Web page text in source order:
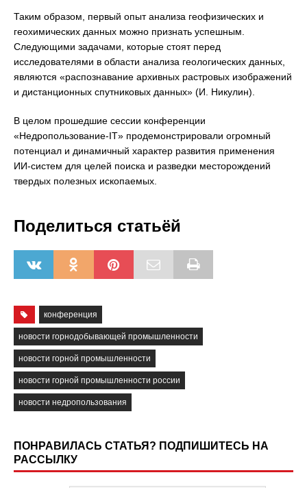
Таким образом, первый опыт анализа геофизических и
геохимических данных можно признать успешным.
Следующими задачами, которые стоят перед
исследователями в области анализа геологических данных,
являются «распознавание архивных растровых изображений
и дистанционных спутниковых данных» (И. Никулин).
В целом прошедшие сессии конференции
«Недропользование-IT» продемонстрировали огромный
потенциал и динамичный характер развития применения
ИИ-систем для целей поиска и разведки месторождений
твердых полезных ископаемых.
Поделиться статьёй
конференция
новости горнодобывающей промышленности
новости горной промышленности
новости горной промышленности россии
новости недропользования
ПОНРАВИЛАСЬ СТАТЬЯ? ПОДПИШИТЕСЬ НА
РАССЫЛКУ